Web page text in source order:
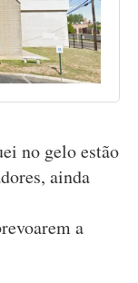
no gelo estão
ainda
a